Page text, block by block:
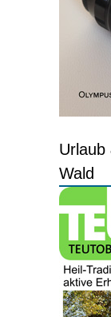
Urlaub
Wald